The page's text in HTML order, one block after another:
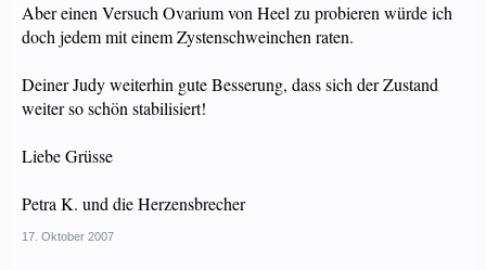
Aber einen Versuch Ovarium von Heel zu probieren würde ich
doch jedem mit einem Zystenschweinchen raten.
Deiner Judy weiterhin gute Besserung, dass sich der Zustand
weiter so schön stabilisiert!
Liebe Grüsse
Petra K. und die Herzensbrecher
17. Oktober 2007